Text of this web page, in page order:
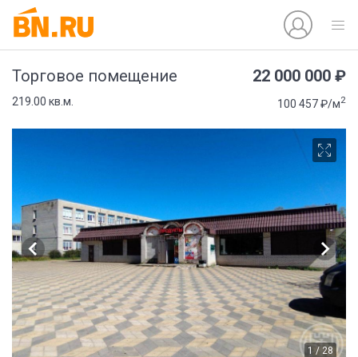
Торговое помещение 22 000 000 ₽
219.00 кв.м. 100 457 ₽/м2
1 / 28